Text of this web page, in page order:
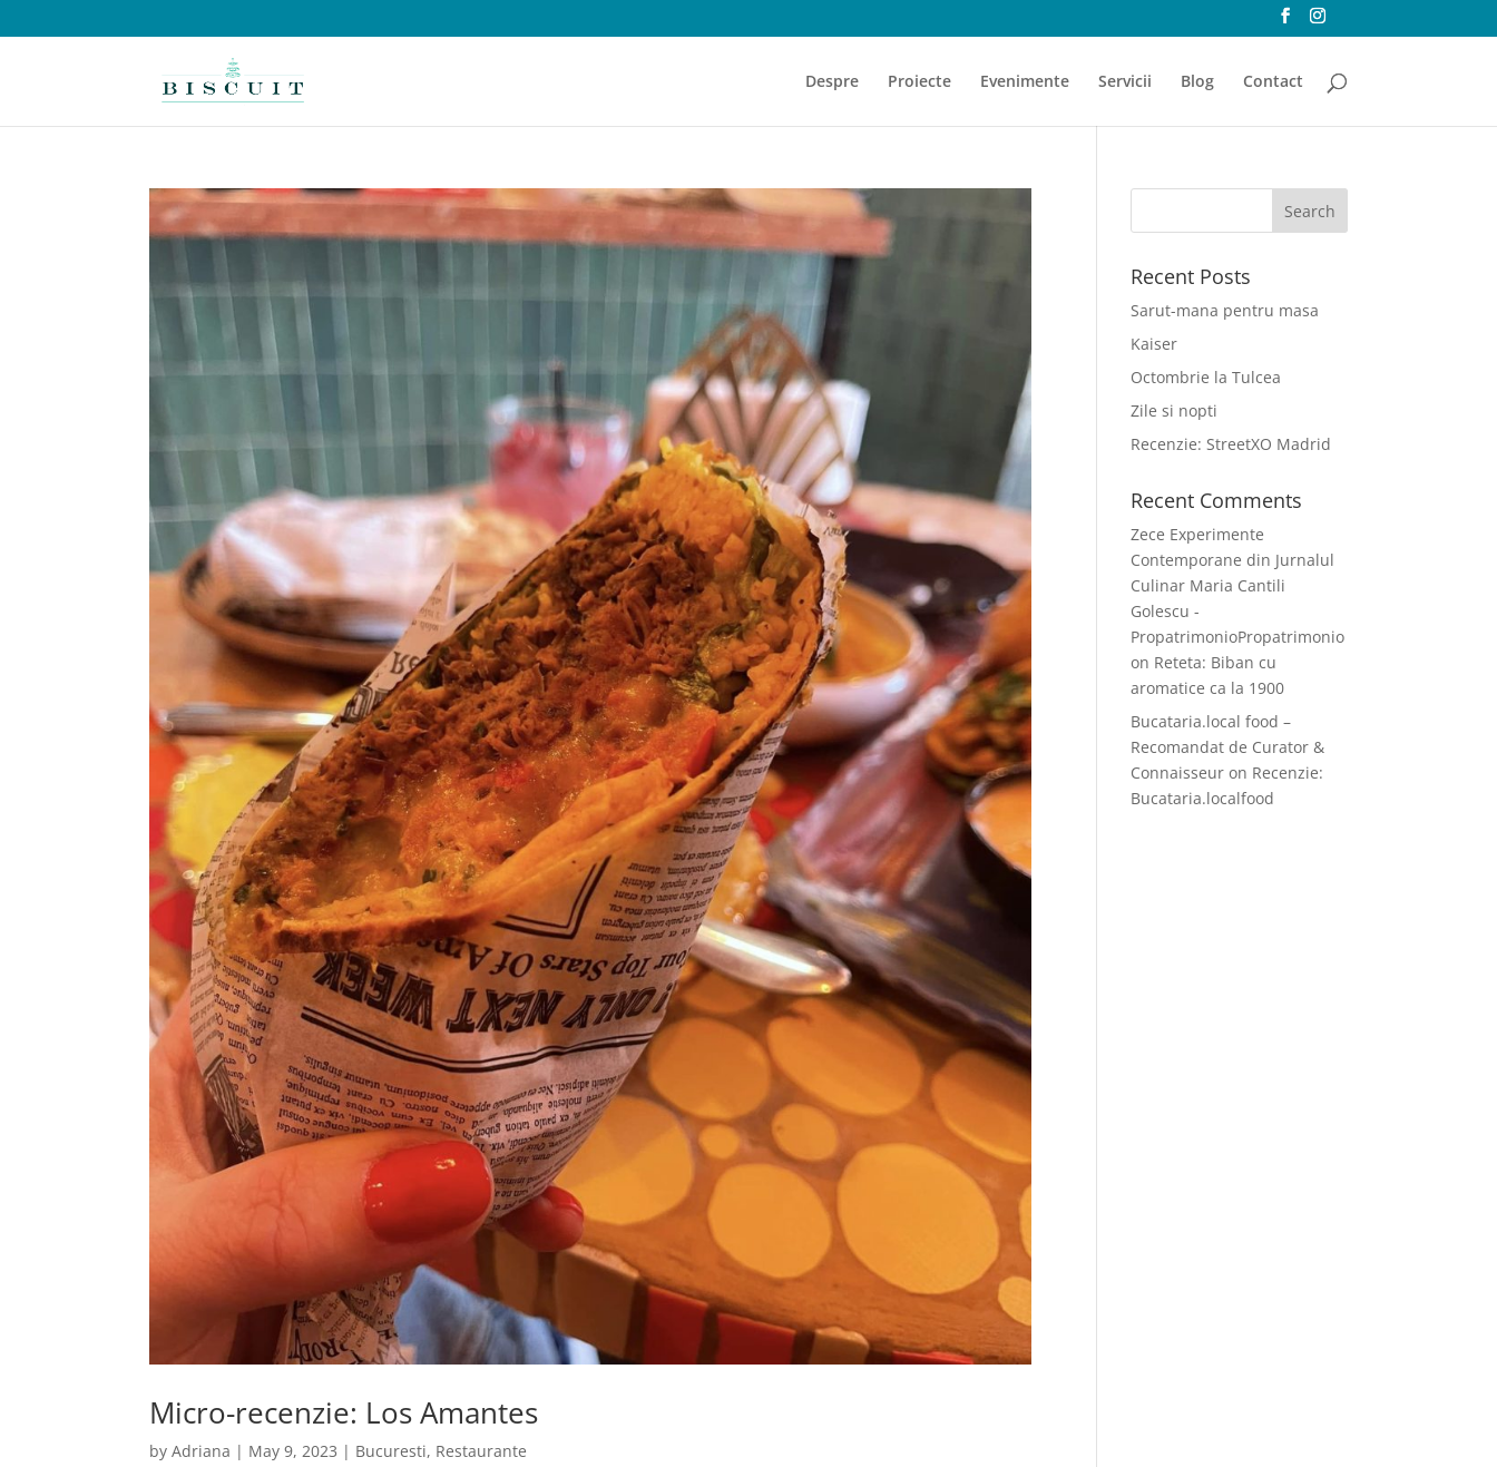
Despre Proiecte Evenimente Servicii Blog Contact
Micro-recenzie: Los Amantes
byAdriana | May 9, 2023 | Bucuresti, Restaurante
Recent Posts
Sarut-mana pentru masa
Kaiser
Octombrie la Tulcea
Zile si nopti
Recenzie: StreetXO Madrid
Recent Comments
Zece Experimente
Contemporane din Jurnalul
Culinar Maria Cantili
Golescu -
PropatrimonioPropatrimonio
on Reteta: Biban cu
aromatice ca la 1900
Bucataria.local food –
Recomandat de Curator &
Connaisseur on Recenzie:
Bucataria.localfood